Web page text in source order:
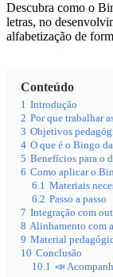
Descubra como o
letras, no
alfabetização de
Conteúdo
1 Introdução
2 Por que trabalhar
3 Objetivos
4 O que é o Bingo
5 Benefícios para o
6 Como aplicar o
6.1 Materiais
6.2 Passo a passo
7 Integração com
8 Alinhamento com
9 Material
10 Conclusão
10.1 📣